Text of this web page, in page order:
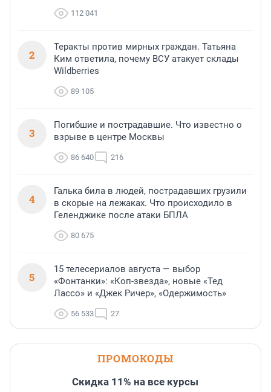
112 041
2
Теракты против мирных граждан. Татьяна
Ким ответила, почему ВСУ атакует склады
Wildberries
89 105
3
Погибшие и пострадавшие. Что известно о
взрыве в центре Москвы
86 640 216
4
Галька била в людей, пострадавших грузили
в скорые на лежаках. Что происходило в
Геленджике после атаки БПЛА
80 675
5
15 телесериалов августа — выбор
«Фонтанки»: «Коп-звезда», новые «Тед
Лассо» и «Джек Ричер», «Одержимость»
56 533 27
ПРОМОКОДЫ
Скидка 11% на все курсы